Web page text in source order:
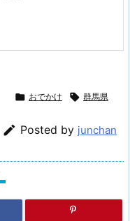
 おでかけ  群馬県
 Posted by junchan